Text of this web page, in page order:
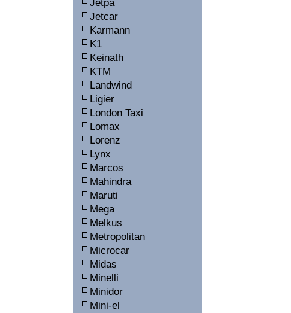
Jetpa
Jetcar
Karmann
K1
Keinath
KTM
Landwind
Ligier
London Taxi
Lomax
Lorenz
Lynx
Marcos
Mahindra
Maruti
Mega
Melkus
Metropolitan
Microcar
Midas
Minelli
Minidor
Mini-el